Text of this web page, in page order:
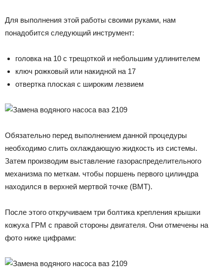
Для выполнения этой работы своими руками, нам
понадобится следующий инструмент:
головка на 10 с трещоткой и небольшим удлинителем
ключ рожковый или накидной на 17
отвертка плоская с широким лезвием
Обязательно перед выполнением данной процедуры
необходимо слить охлаждающую жидкость из системы.
Затем производим выставление газораспределительного
механизма по меткам. чтобы поршень первого цилиндра
находился в верхней мертвой точке (ВМТ).
После этого откручиваем три болтика крепления крышки
кожуха ГРМ с правой стороны двигателя. Они отмечены на
фото ниже цифрами: